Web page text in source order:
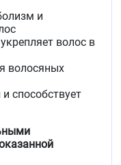
и
волос в
волосяных
способствует